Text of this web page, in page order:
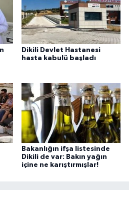
Dikili Devlet Hastanesi
hasta kabulü başladı
Bakanlığın ifşa listesinde
Dikili de var: Bakın yağın
içine ne karıştırmışlar!